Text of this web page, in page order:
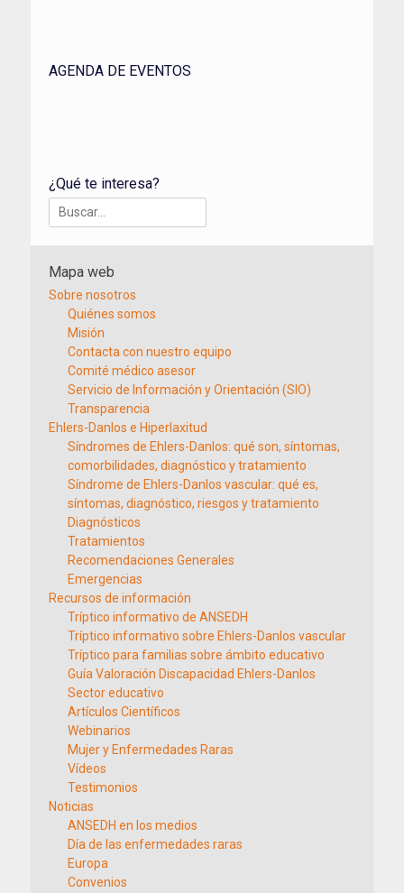
AGENDA DE EVENTOS
¿Qué te interesa?
Buscar:
Mapa web
Sobre nosotros
Quiénes somos
Misión
Contacta con nuestro equipo
Comité médico asesor
Servicio de Información y Orientación (SIO)
Transparencia
Ehlers-Danlos e Hiperlaxitud
Síndromes de Ehlers-Danlos: qué son, síntomas,
comorbilidades, diagnóstico y tratamiento
Síndrome de Ehlers-Danlos vascular: qué es,
síntomas, diagnóstico, riesgos y tratamiento
Diagnósticos
Tratamientos
Recomendaciones Generales
Emergencias
Recursos de información
Tríptico informativo de ANSEDH
Tríptico informativo sobre Ehlers-Danlos vascular
Tríptico para familias sobre ámbito educativo
Guía Valoración Discapacidad Ehlers-Danlos
Sector educativo
Artículos Científicos
Webinarios
Mujer y Enfermedades Raras
Vídeos
Testimonios
Noticias
ANSEDH en los medios
Día de las enfermedades raras
Europa
Convenios